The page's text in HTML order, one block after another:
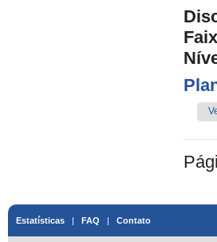
Estatísticas | FAQ | Contato